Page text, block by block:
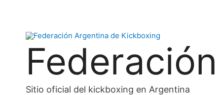
Sitio oficial del kickboxing en Argentina